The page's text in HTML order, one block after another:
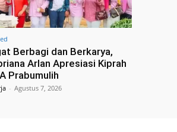
Berbagi dan Berkarya,
Arlan Apresiasi Kiprah
Prabumulih
- Agustus 7, 2026